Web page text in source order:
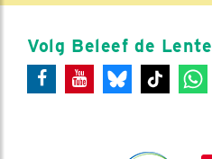
Volg Beleef de Lente